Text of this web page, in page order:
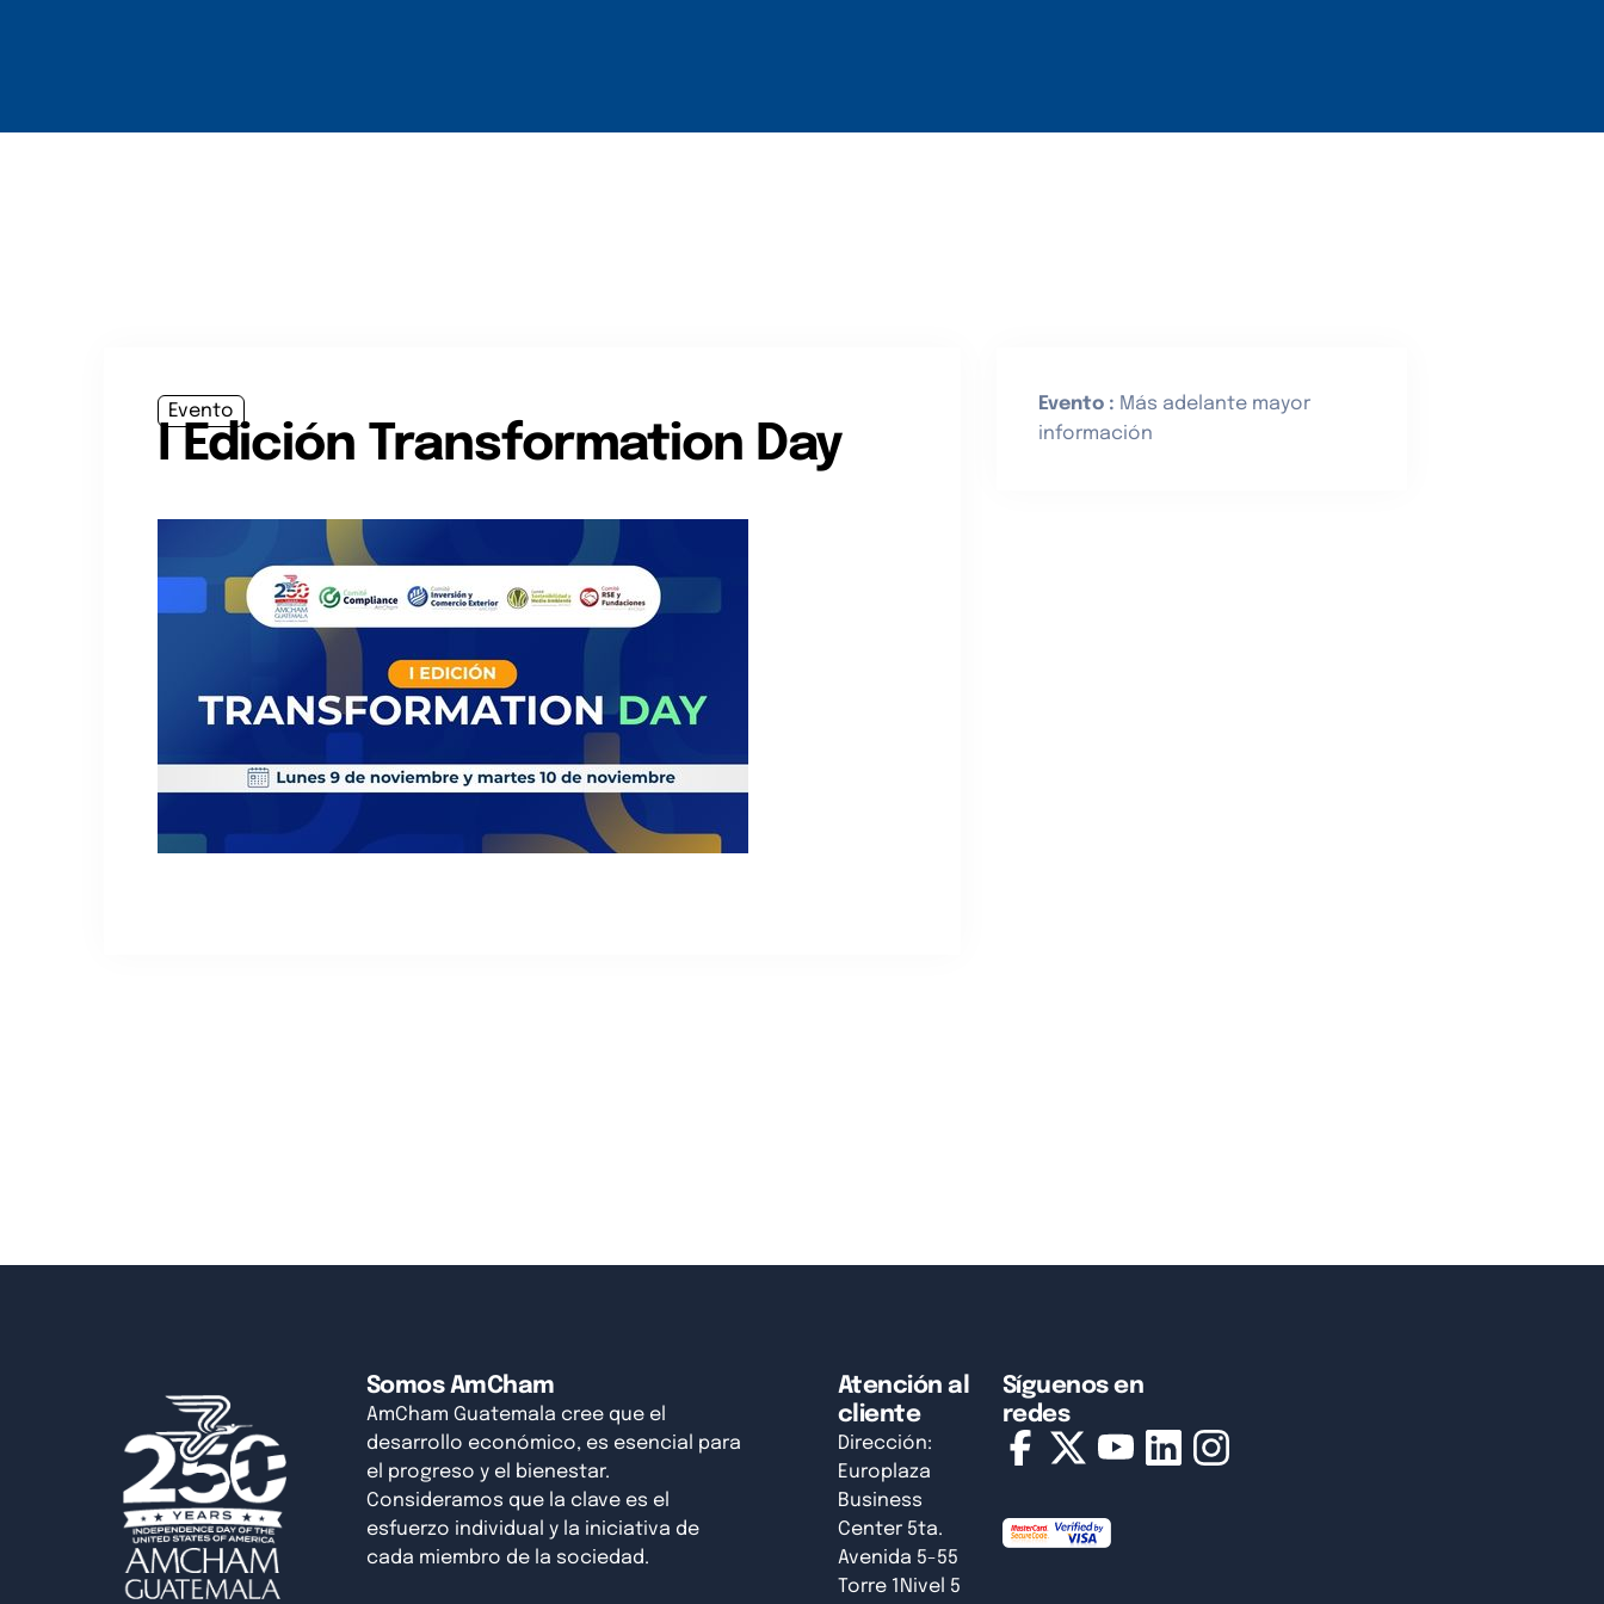
Evento
I Edición Transformation Day
Evento : Más adelante mayor
información
Somos AmCham
AmCham Guatemala cree que el
desarrollo económico, es esencial para
el progreso y el bienestar.
Consideramos que la clave es el
esfuerzo individual y la iniciativa de
cada miembro de la sociedad.
Atención al
cliente
Dirección:
Europlaza
Business
Center 5ta.
Avenida 5-55
Torre 1Nivel 5
Síguenos en
redes